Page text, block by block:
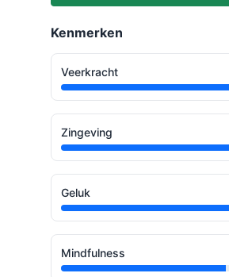
Kenmerken
Veerkracht
Zingeving
Geluk
Mindfulness